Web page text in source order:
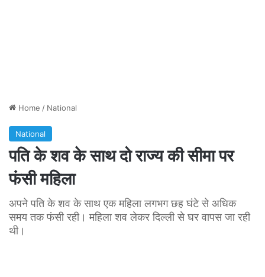
Home / National
National
पति के शव के साथ दो राज्य की सीमा पर
फंसी महिला
अपने पति के शव के साथ एक महिला लगभग छह घंटे से अधिक
समय तक फंसी रही। महिला शव लेकर दिल्ली से घर वापस जा रही
थी।